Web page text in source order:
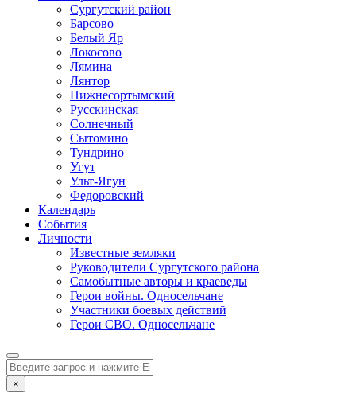
Сургутский район
Барсово
Белый Яр
Локосово
Лямина
Лянтор
Нижнесортымский
Русскинская
Солнечный
Сытомино
Тундрино
Угут
Ульт-Ягун
Федоровский
Календарь
События
Личности
Известные земляки
Руководители Сургутского района
Самобытные авторы и краеведы
Герои войны. Односельчане
Участники боевых действий
Герои СВО. Односельчане
×